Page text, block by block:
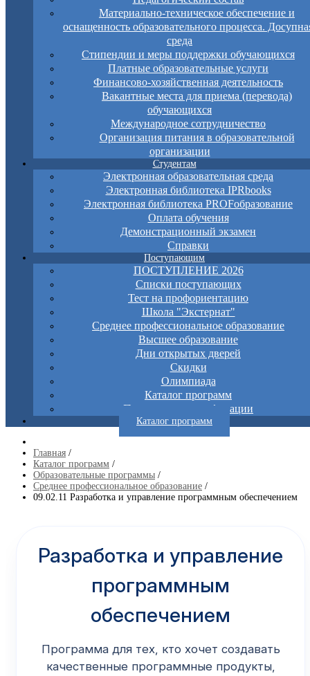
Материально-техническое обеспечение и
оснащенность образовательного процесса.
среда
Стипендии и меры поддержки обучающихся
Платные образовательные услуги
Финансово-хозяйственная деятельность
Вакантные места для приема (перевода)
обучающихся
Международное сотрудничество
Организация питания в образовательной
организации
Студентам
Электронная образовательная среда
Электронная библиотека IPRbooks
Электронная библиотека PROFобразование
Оплата обучения
Демонстрационный экзамен
Справки
Поступающим
ПОСТУПЛЕНИЕ 2026
Списки поступающих
Тест на профориентацию
Школа "Экстернат"
Среднее профессиональное образование
Высшее образование
Дни открытых дверей
Скидки
Олимпиада
Каталог программ
Повышение квалификации
Каталог программ
Главная /
Каталог программ /
Образовательные программы /
Среднее профессиональное образование /
09.02.11 Разработка и управление программным обеспечением
Разработка и управление
программным
обеспечением
Программа для тех, кто хочет создавать
качественные программные продукты,